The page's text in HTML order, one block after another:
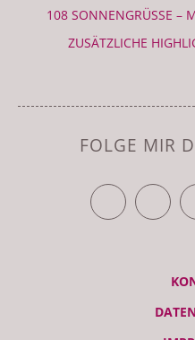
108 SONNENGRÜSSE –
ZUSÄTZLICHE
FOLGE MIR
TWITTER